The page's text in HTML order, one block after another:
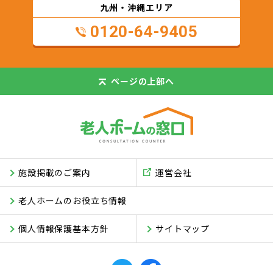
九州・沖縄エリア
0120-64-9405
ページの 上部へ
施設掲載のご案内
老人ホームのお役立ち情報
サイトマップ
運営会社
個人情報保護基本方針